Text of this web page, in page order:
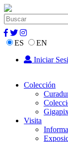
ES
EN
Iniciar
Colección
Visita